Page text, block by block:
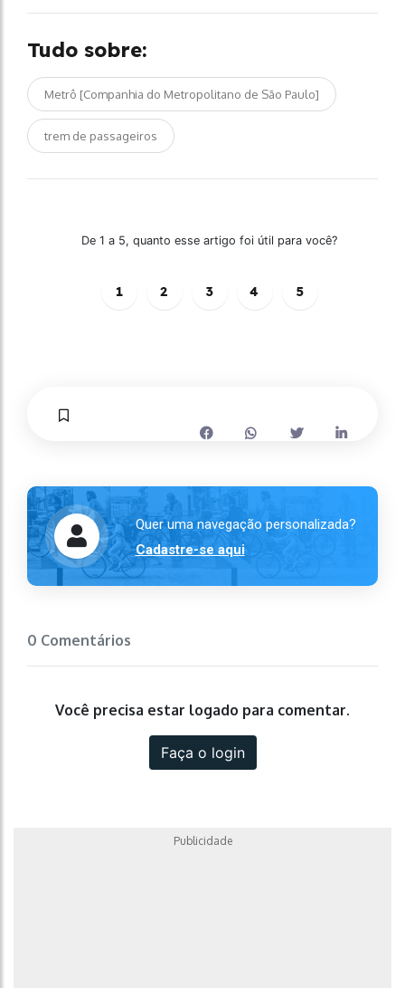
Tudo sobre:
Metrô [Companhia do Metropolitano de São Paulo]
trem de passageiros
De 1 a 5, quanto esse artigo foi útil para você?
1 2 3 4 5
Quer uma navegação personalizada?
Cadastre-se aqui
0 Comentários
Você precisa estar logado para comentar.
Faça o login
Publicidade